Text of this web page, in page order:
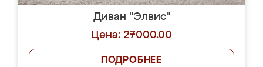
Диван "Элвис"
Цена: 27000.00
ПОДРОБНЕЕ